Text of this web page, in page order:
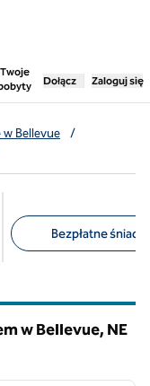
Twoje
,otwiera nową
Dołącz Zaloguj się
w Bellevue
/
Bezpłatne
w Bellevue, NE